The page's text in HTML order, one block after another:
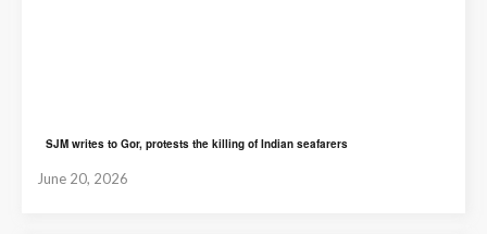
SJM writes to Gor, protests the killing of Indian seafarers
June 20, 2026